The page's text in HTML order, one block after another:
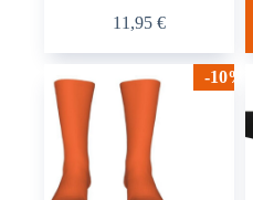
11,95€
-10%